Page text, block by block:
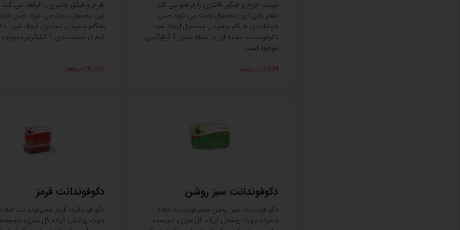
نهایت طرح و فیگور فانتزی را فراهم می کند .
طعم عالی این محصول باعث می شود حس
خوشایندی هنگام چشیدن محصول ایجاد شود.
دکوفوندانت سرمه ای در بسته بندی 1 کیلوگرمی
موجود است.
اطلاعات بیشتر
طرح و فیگور فانتزی را فراهم می
این محصول باعث می شود حس
هنگام چشیدن محصول ایجاد شود.
کرم در بسته بندی 1 کیلوگرمی موجود است.
اطلاعات بیشتر
دکوفوندانت سبز روشن
دکو فوندانت سبز روشن خمیرفوندانت اماده
مصرف جهت پوشش کیک، گل سازی، مجسمه
دکوفوندانت قرمز
دکو فوندانت قرمز خمیرفوندانت
جهت پوشش کیک، گل سازی،